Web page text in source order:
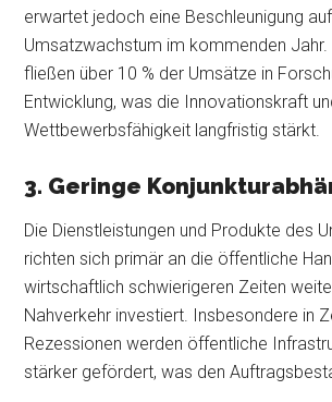
erwartet jedoch eine Beschleunigung
Umsatzwachstum im kommenden Jahr.
fließen über 10 % der Umsätze in
Entwicklung, was die Innovationskraft
Wettbewerbsfähigkeit langfristig stärkt.
3. Geringe
Die Dienstleistungen und Produkte des
richten sich primär an die öffentliche
wirtschaftlich schwierigeren Zeiten
Nahverkehr investiert. Insbesondere in
Rezessionen werden öffentliche
stärker gefördert, was den